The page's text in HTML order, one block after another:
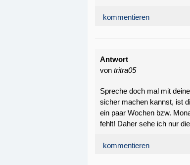
kommentieren
Antwort
von tritra05
Spreche doch mal mit
sicher machen kannst, ist
ein paar Wochen bzw.
fehlt! Daher sehe ich nur
kommentieren